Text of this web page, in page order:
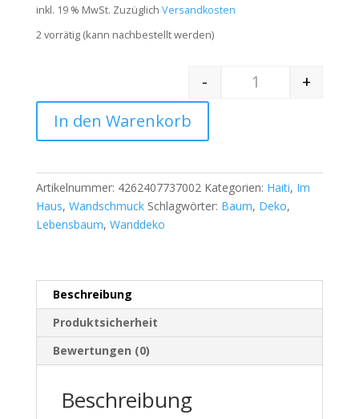
inkl. 19 % MwSt. Zuzüglich Versandkosten
2 vorrätig (kann nachbestellt werden)
Quantity
-
+
In den Warenkorb
Artikelnummer: 4262407737002 Kategorien: Haiti, Im
Haus, Wandschmuck Schlagwörter: Baum, Deko,
Lebensbaum, Wanddeko
Beschreibung
Produktsicherheit
Bewertungen (0)
Beschreibung